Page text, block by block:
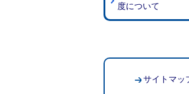
度について
サイトマッ